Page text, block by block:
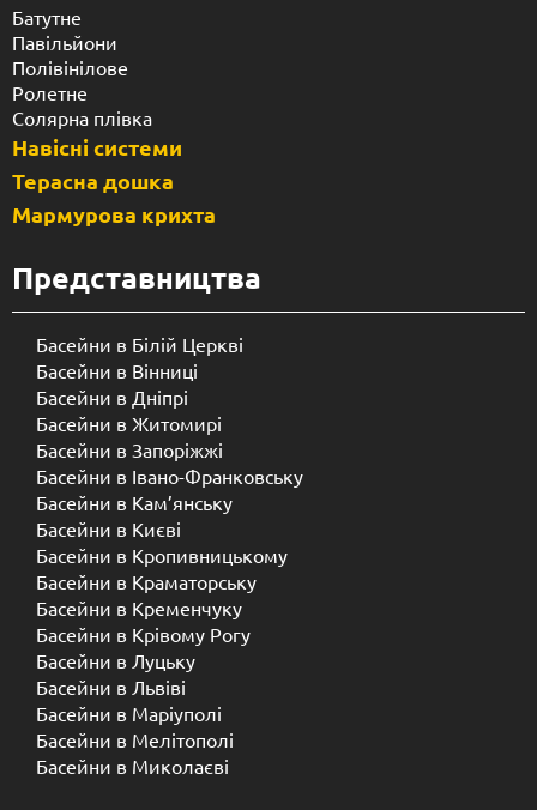
Батутне
Павільйони
Полівінілове
Ролетне
Солярна плівка
Навісні системи
Терасна дошка
Мармурова крихта
Представництва
Басейни в Білій Церкві
Басейни в Вінниці
Басейни в Дніпрі
Басейни в Житомирі
Басейни в Запоріжжі
Басейни в Івано-Франковську
Басейни в Кам’янську
Басейни в Києві
Басейни в Кропивницькому
Басейни в Краматорську
Басейни в Кременчуку
Басейни в Крівому Рогу
Басейни в Луцьку
Басейни в Львіві
Басейни в Маріуполі
Басейни в Мелітополі
Басейни в Миколаєві